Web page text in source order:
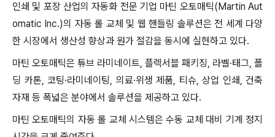
인쇄 및 포장 산업의 자동화 전문 기업 마틴 오토매틱(Martin Aut
omatic Inc.)의 자동 롤 교체 및 웹 핸들링 솔루션은 전 세계 다양
한 시장에서 생산성 향상과 원가 절감을 동시에 실현하고 있다.
마틴 오토매틱은 튜브 라미네이트, 플렉서블 패키징, 라벨·태그, 폴
딩 카톤, 코팅·라미네이팅, 의료·위생 제품, 티슈, 상업 인쇄, 건축
자재 등 폭넓은 분야에서 솔루션을 제공하고 있다.
마틴 오토매틱의 자동 롤 교체 시스템은 수동 교체 대비 기계 정지